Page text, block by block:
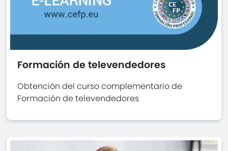
Formación de televendedores
Obtención del curso complementario de
Formación de televendedores